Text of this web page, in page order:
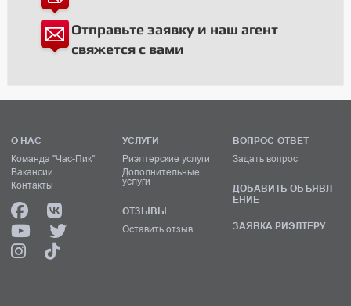
Отправьте заявку и наш агент
свяжется с вами
О НАС
Команда "Час-Пик"
Вакансии
Контакты
УСЛУГИ
Риэлтерские услуги
Дополнительные
услуги
ОТЗЫВЫ
Оставить отзыв
ВОПРОС-ОТВЕТ
Задать вопрос
ДОБАВИТЬ ОБЪЯВЛ
ЕНИЕ
ЗАЯВКА РИЭЛТЕРУ